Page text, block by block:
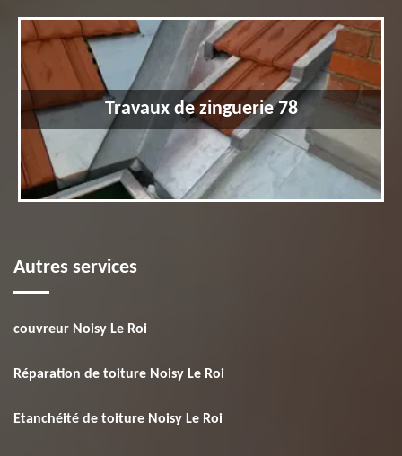
Travaux de zinguerie 78
Autres services
couvreur Noisy Le Roi
Réparation de toiture Noisy Le Roi
Etanchéité de toiture Noisy Le Roi